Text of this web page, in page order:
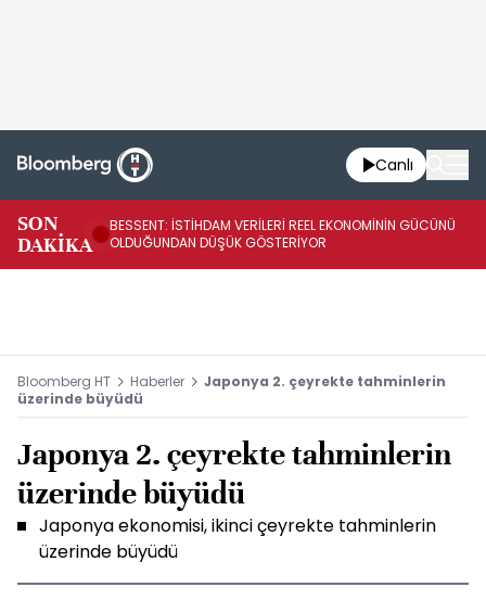
Canlı
SON
DAKİKA
BESSENT: İSTİHDAM VERİLERİ REEL EKONOMİNİN GÜCÜNÜ
OLDUĞUNDAN DÜŞÜK GÖSTERİYOR
Bloomberg HT Haberler
Japonya 2. çeyrekte tahminlerin
üzerinde büyüdü
Japonya 2. çeyrekte tahminlerin
üzerinde büyüdü
Japonya ekonomisi, ikinci çeyrekte tahminlerin
üzerinde büyüdü